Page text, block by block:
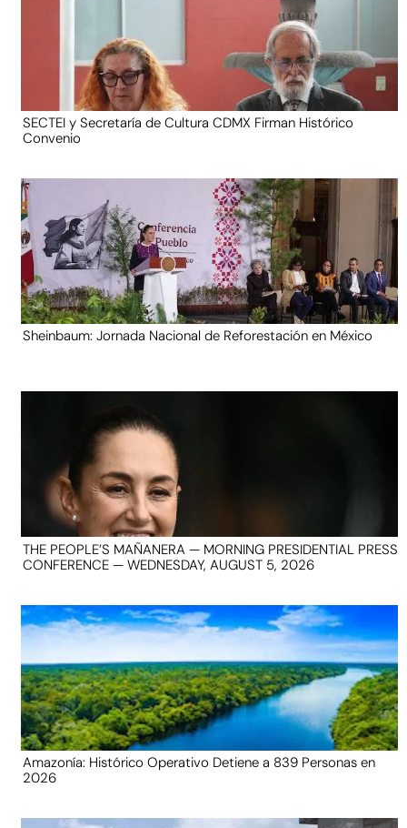
SECTEI y Secretaría de Cultura CDMX Firman Histórico
Convenio
Sheinbaum: Jornada Nacional de Reforestación en México
THE PEOPLE’S MAÑANERA — MORNING PRESIDENTIAL PRESS
CONFERENCE — WEDNESDAY, AUGUST 5, 2026
Amazonía: Histórico Operativo Detiene a 839 Personas en
2026